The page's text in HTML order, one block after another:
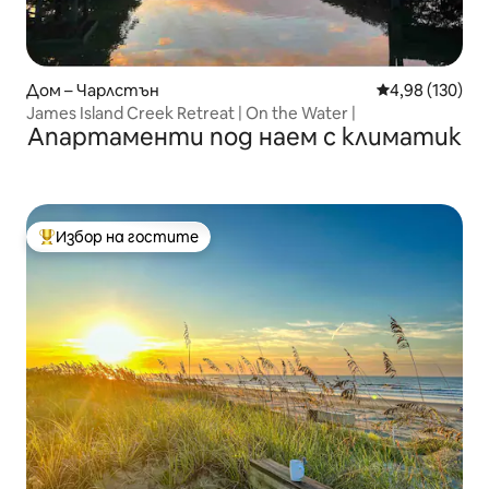
Дом – Чарлстън Средна
4,98 (130)
James Island Creek Retreat | On the Water |
Апартаменти под наем с климатик
Най-популярен избор на гостите
Избор на гостите